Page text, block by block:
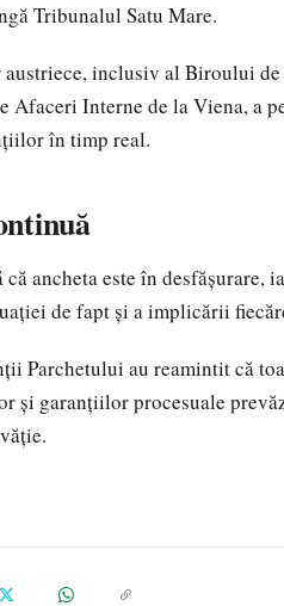
Tribunalul Satu Mare.
inclusiv al Biroului
Afaceri Interne de la Viena, a
în timp real.
ancheta este în
de fapt și a implicării
Parchetului au reamintit că
și garanțiilor procesuale